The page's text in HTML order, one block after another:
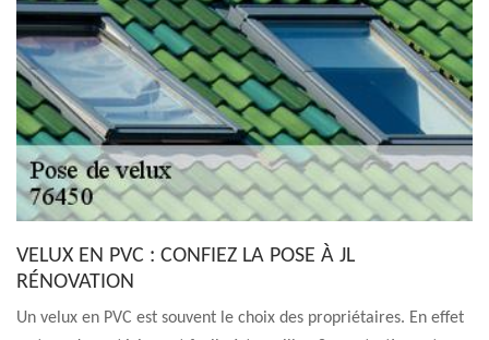
VELUX EN PVC : CONFIEZ LA POSE À JL
RÉNOVATION
Un velux en PVC est souvent le choix des propriétaires. En effet